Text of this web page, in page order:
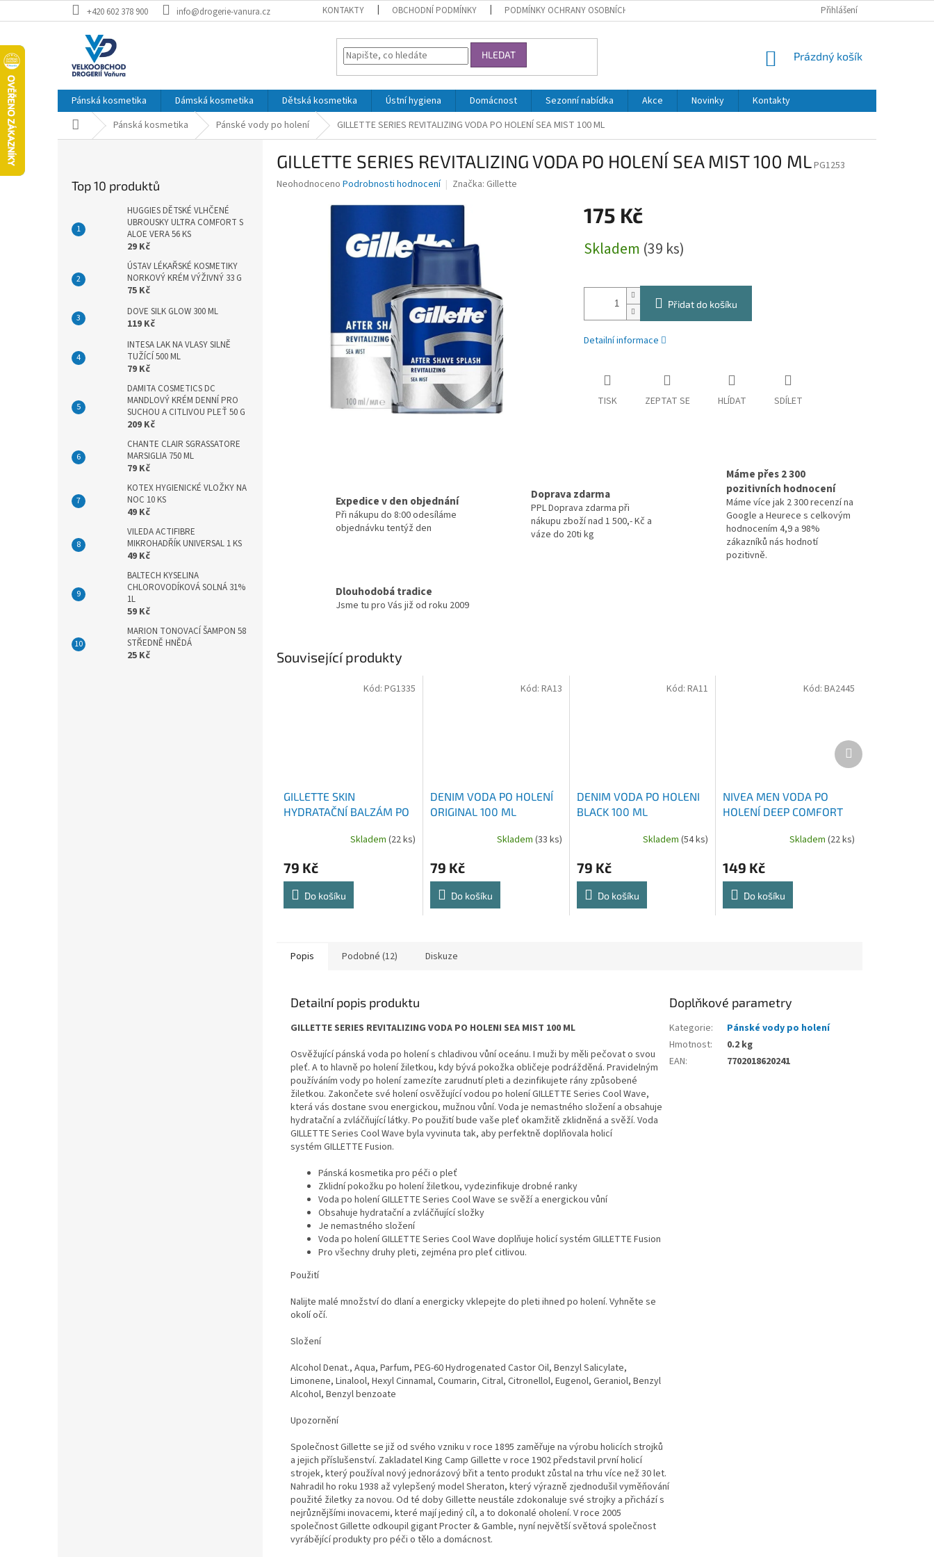
na
+420 602 378 900 info@drogerie-vanura.cz KONTAKTY OBCHODNÍ PODMÍNKY PODMÍNKY OCHRANY OSOBNÍCH ÚDAJŮ Přihlášení
HLEDAT
NÁKUPNÍ
Prázdný košík
Pánská kosmetika Dámská kosmetika Dětská kosmetika Ústní hygiena Domácnost Sezonní nabídka Akce Novinky
Kontakty
Domů Pánská kosmetika Pánské vody po holení GILLETTE SERIES REVITALIZING VODA PO HOLENÍ SEA MIST 100 ML
Top 10 produktů
HUGGIES DĚTSKÉ VLHČENÉ
UBROUSKY ULTRA COMFORT S
ALOE VERA 56 KS
29 Kč
ÚSTAV LÉKAŘSKÉ KOSMETIKY
NORKOVÝ KRÉM VÝŽIVNÝ 33 G
75 Kč
DOVE SILK GLOW 300 ML
119 Kč
INTESA LAK NA VLASY SILNĚ
TUŽÍCÍ 500 ML
79 Kč
DAMITA COSMETICS DC
MANDLOVÝ KRÉM DENNÍ PRO
SUCHOU A CITLIVOU PLEŤ 50 G
209 Kč
CHANTE CLAIR SGRASSATORE
MARSIGLIA 750 ML
79 Kč
KOTEX HYGIENICKÉ VLOŽKY NA
NOC 10 KS
49 Kč
VILEDA ACTIFIBRE
MIKROHADŘÍK UNIVERSAL 1 KS
49 Kč
BALTECH KYSELINA
CHLOROVODÍKOVÁ SOLNÁ 31%
1L
59 Kč
MARION TONOVACÍ ŠAMPON 58
STŘEDNĚ HNĚDÁ
25 Kč
GILLETTE SERIES REVITALIZING VODA PO HOLENÍ SEA MIST 100 MLPG1253
Průměrné
Neohodnoceno Podrobnosti hodnocení Značka: Gillette
175 Kč
cena:
Skladem (39 ks)
Přidat do košíku
Detailní informace
TISK ZEPTAT SE HLÍDAT SDÍLET
Expedice v den objednání
Při nákupu do 8:00 odesíláme
objednávku tentýž den
Doprava zdarma
PPL Doprava zdarma při
nákupu zboží nad 1 500,- Kč a
váze do 20ti kg
Máme přes 2 300
pozitivních hodnocení
Máme více jak 2 300 recenzí na
Google a Heurece s celkovým
hodnocením 4,9 a 98%
zákazníků nás hodnotí
pozitivně.
Dlouhodobá tradice
Jsme tu pro Vás již od roku 2009
Související produkty
GILLETTE SKIN
HYDRATAČNÍ BALZÁM PO
Skladem (22 ks)
79 Kč
Do košíku
Kód: PG1335
DENIM VODA PO HOLENÍ
ORIGINAL 100 ML
Skladem (33 ks)
79 Kč
Do košíku
Kód: RA13
DENIM VODA PO HOLENI
BLACK 100 ML
Skladem(54 ks)
79 Kč
Do košíku
Kód:RA11
NIVEA MEN VODA PO
HOLENÍ DEEP COMFORT
Skladem (22 ks)
149 Kč
Do košíku
Kód: BA2445
Další
produkt
Popis Podobné (12) Diskuze
Detailní popis produktu
GILLETTE SERIES REVITALIZING VODA PO HOLENI SEA MIST 100 ML
Osvěžující pánská voda po holení s chladivou vůní oceánu. I muži by měli pečovat o svou
pleť. A to hlavně po holení žiletkou, kdy bývá pokožka obličeje podrážděná. Pravidelným
používáním vody po holení zamezíte zarudnutí pleti a dezinfikujete rány způsobené
žiletkou. Zakončete své holení osvěžující vodou po holení GILLETTE Series Cool Wave,
která vás dostane svou energickou, mužnou vůní. Voda je nemastného složení a obsahuje
hydratační a zvláčňující látky. Po použití bude vaše pleť okamžitě zklidněná a svěží. Voda
GILLETTE Series Cool Wave byla vyvinuta tak, aby perfektně doplňovala holicí
systém GILLETTE Fusion.
Pánská kosmetika pro péči o pleť
Zklidní pokožku po holení žiletkou, vydezinfikuje drobné ranky
Voda po holení GILLETTE Series Cool Wave se svěží a energickou vůní
Obsahuje hydratační a zvláčňující složky
Je nemastného složení
Voda po holení GILLETTE Series Cool Wave doplňuje holicí systém GILLETTE Fusion
Pro všechny druhy pleti, zejména pro pleť citlivou.
Použití
Nalijte malé množství do dlaní a energicky vklepejte do pleti ihned po holení. Vyhněte se
okolí očí.
Složení
Alcohol Denat., Aqua, Parfum, PEG-60 Hydrogenated Castor Oil, Benzyl Salicylate,
Limonene, Linalool, Hexyl Cinnamal, Coumarin, Citral, Citronellol, Eugenol, Geraniol, Benzyl
Alcohol, Benzyl benzoate
Upozornění
Společnost Gillette se již od svého vzniku v roce 1895 zaměřuje na výrobu holicích strojků
a jejich příslušenství. Zakladatel King Camp Gillette v roce 1902 představil první holicí
strojek, který používal nový jednorázový břit a tento produkt zůstal na trhu více než 30 let.
Nahradil ho roku 1938 až vylepšený model Sheraton, který výrazně zjednodušil vyměňování
použité žiletky za novou. Od té doby Gillette neustále zdokonaluje své strojky a přichází s
nejrůznějšími inovacemi, které mají jediný cíl, a to dokonalé oholení. V roce 2005
společnost Gillette odkoupil gigant Procter & Gamble, nyní největší světová společnost
vyrábějící produkty pro péči o tělo a domácnost.
Doplňkové parametry
Kategorie:
Pánské vody po holení
Hmotnost:
0.2 kg
EAN: 7702018620241